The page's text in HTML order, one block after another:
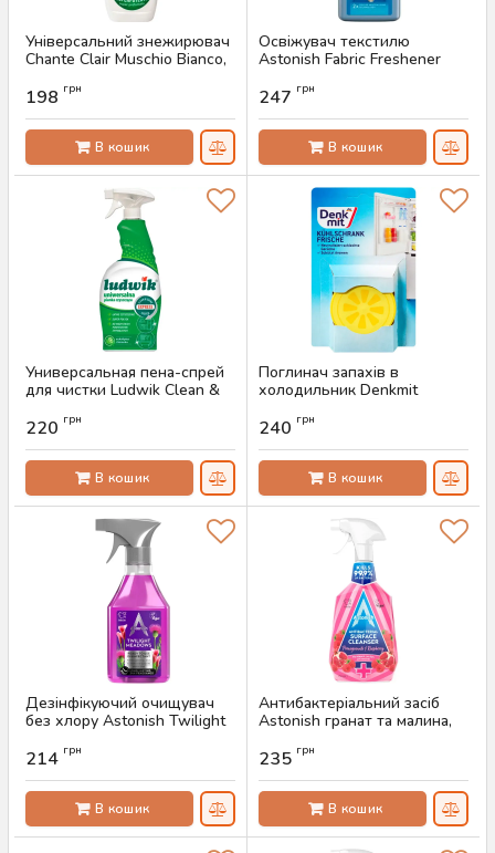
Універсальний знежирювач
Chante Сlair Muschio Bianco,
Артикул:
198 грн
В кошик
Освіжувач текстилю
Astonish Fabric Freshener
Артикул:
247 грн
В кошик
Универсальная пена-спрей
для чистки Ludwik Clean &
мл
Артикул:AS-00638
220 грн
В кошик
Поглинач запахів в
холодильник Denkmit
Артикул:
240 грн
В кошик
Дезінфікуючий очищувач
без хлору Astonish Twilight
Артикул:
214 грн
В кошик
Антибактеріальний засіб
Astonish гранат та малина,
Артикул:
235 грн
В кошик